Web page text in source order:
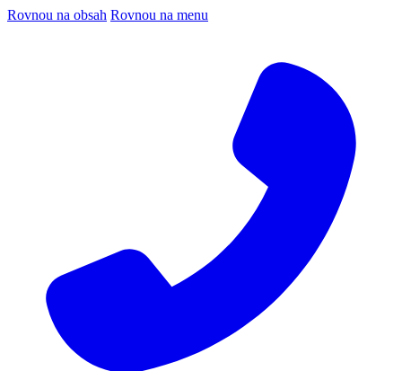
Rovnou na obsah Rovnou na menu